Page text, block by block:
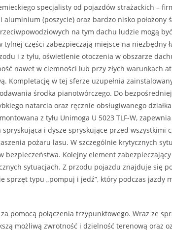
specjalisty od pojazdów strażackich –
(poszycie) oraz bardzo nisko
na tym dachu ludzie mogą
części zabezpieczają miejsce na niezbędny
i z tyłu, oświetlenie otoczenia w obszarze
nawet w ciemności lub przy złych warunkach
Kompletację w tej sferze uzupełnia
środka pianotwórczego. Do
natarcia oraz ręcznie obsługiwanego
z tyłu Unimoga U 5023 TLF-W,
i dysze spryskujące przed wszystkimi
pożaru lasu. W szczególnie krytycznych
Kolejny element
sytuacjach. Z przodu pojazdu znajduje się
typu „pompuj i jedź”, który podczas jazdy
pomocą połączenia trzypunktowego. Wraz ze
możliwą zwrotność i dzielność terenową oraz